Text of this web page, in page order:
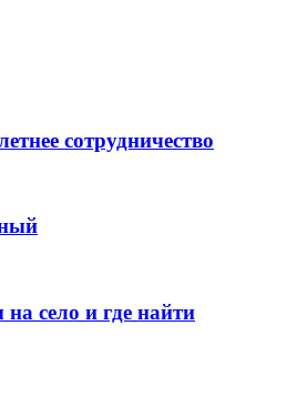
сотрудничество
село и где найти